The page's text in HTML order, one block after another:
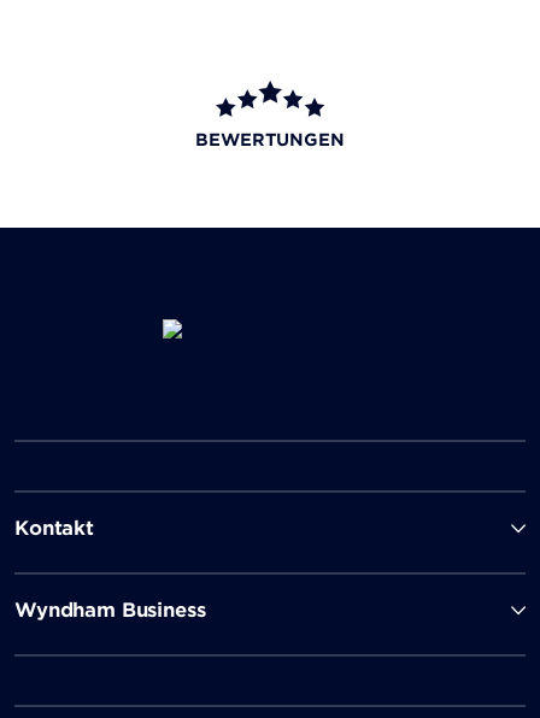
BEWERTUNGEN
Kontakt
Wyndham Business